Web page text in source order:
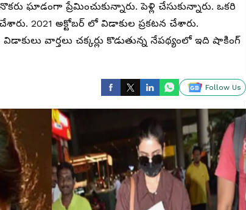
ఘాడంగా ప్రేమించుకున్నారు. పెళ్లి చేసుకున్నారు. ఒకరి
2021 అక్టోబర్ లో విడాకుల ప్రకటన చేశారు.
వార్తలు చక్కర్లు కొడుతున్న నేపథ్యంలో ఇది షాకింగ్
Follow Us